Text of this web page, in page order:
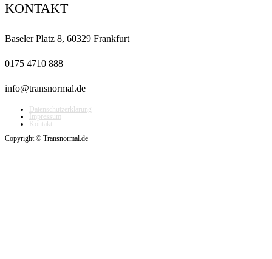
KONTAKT
Baseler Platz 8, 60329 Frankfurt
0175 4710 888
info@transnormal.de
Datenschutzerklärung
Impressum
Kontakt
Copyright © Transnormal.de